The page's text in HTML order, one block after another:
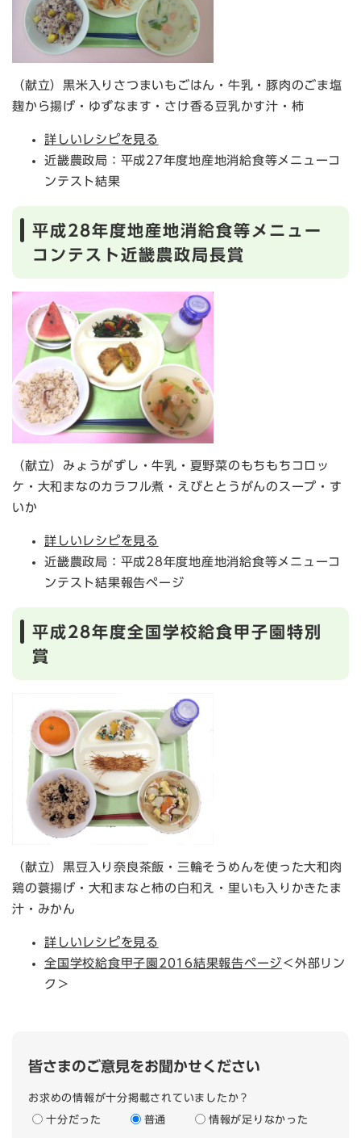
（献立）黒米入りさつまいもごはん・牛乳・豚肉のごま塩
麹から揚げ・ゆずなます・さけ香る豆乳かす汁・柿
詳しいレシピを見る
近畿農政局：平成27年度地産地消給食等メニューコ
ンテスト結果
平成28年度地産地消給食等メニュー
コンテスト近畿農政局長賞
（献立）みょうがずし・牛乳・夏野菜のもちもちコロッ
ケ・大和まなのカラフル煮・えびととうがんのスープ・す
いか
詳しいレシピを見る
近畿農政局：平成28年度地産地消給食等メニューコ
ンテスト結果報告ページ
平成28年度全国学校給食甲子園特別
賞
（献立）黒豆入り奈良茶飯・三輪そうめんを使った大和肉
鶏の蓑揚げ・大和まなと柿の白和え・里いも入りかきたま
汁・みかん
詳しいレシピを見る
全国学校給食甲子園2016結果報告ページ ＜外部リン
ク＞
皆さまのご意見をお聞かせください
お求めの情報が十分掲載されていましたか？
十分だった 普通 情報が足りなかった